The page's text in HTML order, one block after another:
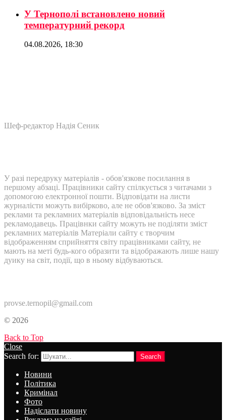
У Тернополі встановлено новий
температурний рекорд
04.08.2026, 18:30
Шеф-редактор Надія Сеник
У разі передруку матеріалів - обов'язкове посилання в
першому абзаці. Працівники сайту спілкується з читачами з
допомогою електронної пошти. Відповідати на листи
журналісти можуть вибірково, але не обов'язково. За зміст
реклами та рекламних матеріалів відповідальність несе
рекламодавець. Працівнки сайту можуть не поділяти зміст
рекламних матеріалів Матеріали сайту є творчим
відображенням сприйняття світу працівниками сайту, не
мають на меті будь-кого образити та відображають лише нашу
дуику на світ, події, що в ньому відбуваються.
provse.ternopil@gmail.com
© 2026
Back to Top
Close
Search for:
Search
Новини
Політика
Кримінал
Фото
Надіслати новину